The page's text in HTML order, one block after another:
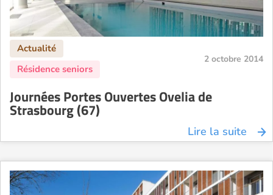
2 octobre 2014
Journées Portes Ouvertes Ovelia de
Strasbourg (67)
Lire la suite